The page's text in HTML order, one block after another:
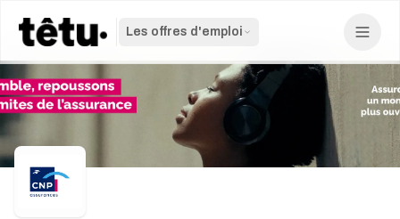
Les offres d'emploi